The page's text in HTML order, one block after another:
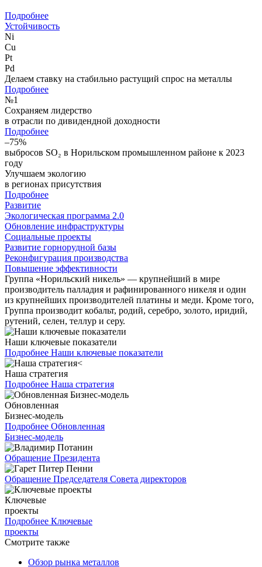
Подробнее
Устойчивость
Ni
Cu
Pt
Pd
Делаем ставку на стабильно растущий спрос на металлы
Подробнее
№1
Сохраняем лидерство
в отрасли по дивидендной доходности
Подробнее
–75%
выбросов SO₂ в Норильском промышленном районе к 2023
году
Улучшаем экологию
в регионах присутствия
Подробнее
Развитие
Экологическая программа 2.0
Обновление инфраструктуры
Социальные проекты
Развитие горнорудной базы
Реконфигурация производства
Повышение эффективности
Группа «Норильский никель» — крупнейший в мире
производитель палладия и рафинированного никеля и один
из крупнейших производителей платины и меди. Кроме того,
Группа производит кобальт, родий, серебро, золото, иридий,
рутений, селен, теллур и серу.
Наши ключевые показатели
Подробнее Наши ключевые показатели
Наша стратегия
Подробнее Наша стратегия
Обновленная
Бизнес-модель
Подробнее Обновленная
Бизнес-модель
Обращение Президента
Обращение Председателя Совета директоров
Ключевые
проекты
Подробнее Ключевые
проекты
Смотрите также
Обзор рынка металлов